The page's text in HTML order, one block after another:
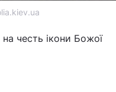
честь ікони Божої